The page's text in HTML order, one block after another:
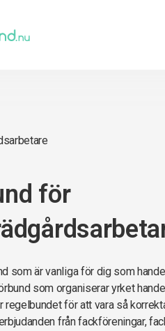
för
som är vanliga för dig som
som organiserar yrket
regelbundet för att vara så
från fackföreningar,